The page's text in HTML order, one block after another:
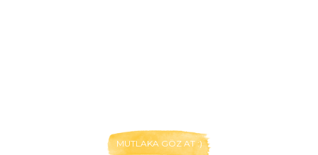
MUTLAKA GÖZ AT :)